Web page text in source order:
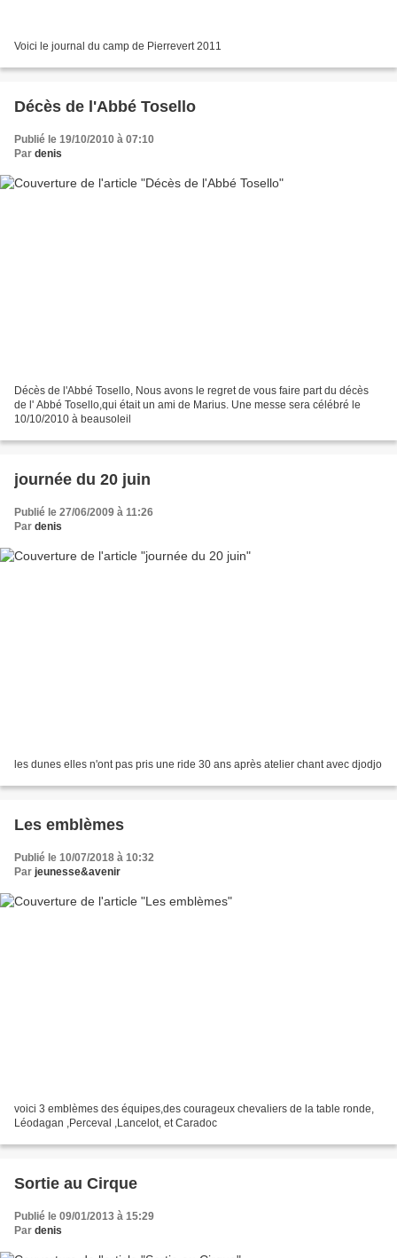
Voici le journal du camp de Pierrevert 2011
Décès de l'Abbé Tosello
Publié le 19/10/2010 à 07:10
Par denis
Décès de l'Abbé Tosello, Nous avons le regret de vous faire part du décès
de l' Abbé Tosello,qui était un ami de Marius. Une messe sera célébré le
10/10/2010 à beausoleil
journée du 20 juin
Publié le 27/06/2009 à 11:26
Par denis
les dunes elles n'ont pas pris une ride 30 ans après atelier chant avec djodjo
Les emblèmes
Publié le 10/07/2018 à 10:32
Par jeunesse&avenir
voici 3 emblèmes des équipes,des courageux chevaliers de la table ronde,
Léodagan ,Perceval ,Lancelot, et Caradoc
Sortie au Cirque
Publié le 09/01/2013 à 15:29
Par denis